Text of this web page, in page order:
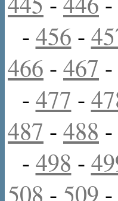
- 456 -
466 - 467 -
- 477 -
487 - 488 -
- 498 -
508 - 509 -